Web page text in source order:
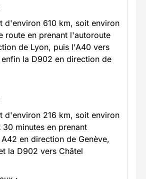
d'environ 610 km, soit environ
route en prenant l'autoroute
de Lyon, puis l'A40 vers
enfin la D902 en direction de
d'environ 216 km, soit environ
30 minutes en prenant
en direction de Genève,
la D902 vers Châtel